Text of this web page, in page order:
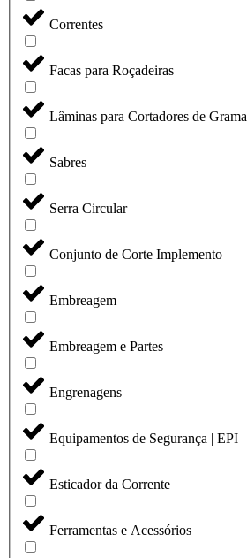
Correntes
Facas para Roçadeiras
Lâminas para Cortadores de Grama
Sabres
Serra Circular
Conjunto de Corte Implemento
Embreagem
Embreagem e Partes
Engrenagens
Equipamentos de Segurança | EPI
Esticador da Corrente
Ferramentas e Acessórios